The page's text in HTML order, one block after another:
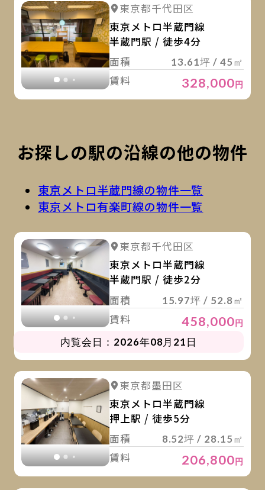
詳細を見る
東京都千代田区
東京メトロ半蔵門線
半蔵門駅 / 徒歩4分
面積
13.61坪 / 45㎡
賃料 328,000円
お探しの駅の沿線の他の物件
東京メトロ半蔵門線の物件一覧
東京メトロ有楽町線の物件一覧
詳細を見る
東京都千代田区
東京メトロ半蔵門線
半蔵門駅 / 徒歩2分
面積
15.97坪 / 52.8㎡
賃料 458,000円
内覧会日：2026年08月21日
詳細を見る
東京都墨田区
東京メトロ半蔵門線
押上駅 / 徒歩5分
面積
8.52坪 / 28.15㎡
賃料 206,800円